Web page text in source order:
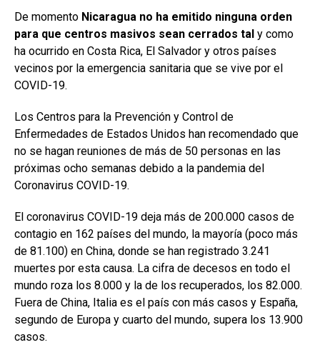
De momento Nicaragua no ha emitido ninguna orden
para que centros masivos sean cerrados tal y como
ha ocurrido en Costa Rica, El Salvador y otros países
vecinos por la emergencia sanitaria que se vive por el
COVID-19.
Los Centros para la Prevención y Control de
Enfermedades de Estados Unidos han recomendado que
no se hagan reuniones de más de 50 personas en las
próximas ocho semanas debido a la pandemia del
Coronavirus COVID-19.
El coronavirus COVID-19 deja más de 200.000 casos de
contagio en 162 países del mundo, la mayoría (poco más
de 81.100) en China, donde se han registrado 3.241
muertes por esta causa. La cifra de decesos en todo el
mundo roza los 8.000 y la de los recuperados, los 82.000.
Fuera de China, Italia es el país con más casos y España,
segundo de Europa y cuarto del mundo, supera los 13.900
casos.